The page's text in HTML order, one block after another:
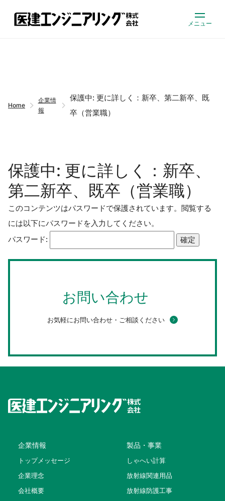
メニュー
Home
企業情
報
保護中: 更に詳しく：新卒、第二新卒、既
卒（営業職）
保護中: 更に詳しく：新卒、
第二新卒、既卒（営業職）
このコンテンツはパスワードで保護されています。閲覧する
には以下にパスワードを入力してください。
パスワード:
お問い合わせ
お気軽にお問い合わせ・ご相談ください
企業情報
トップメッセージ
企業理念
会社概要
製品・事業
しゃへい計算
放射線関連用品
放射線防護工事